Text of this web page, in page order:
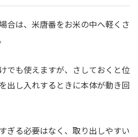
合は、米唐番をお米の中へ軽くさ
でも使えますが、さしておくと位
出し入れするときに本体が動き回
ぎる必要はなく、取り出しやすい